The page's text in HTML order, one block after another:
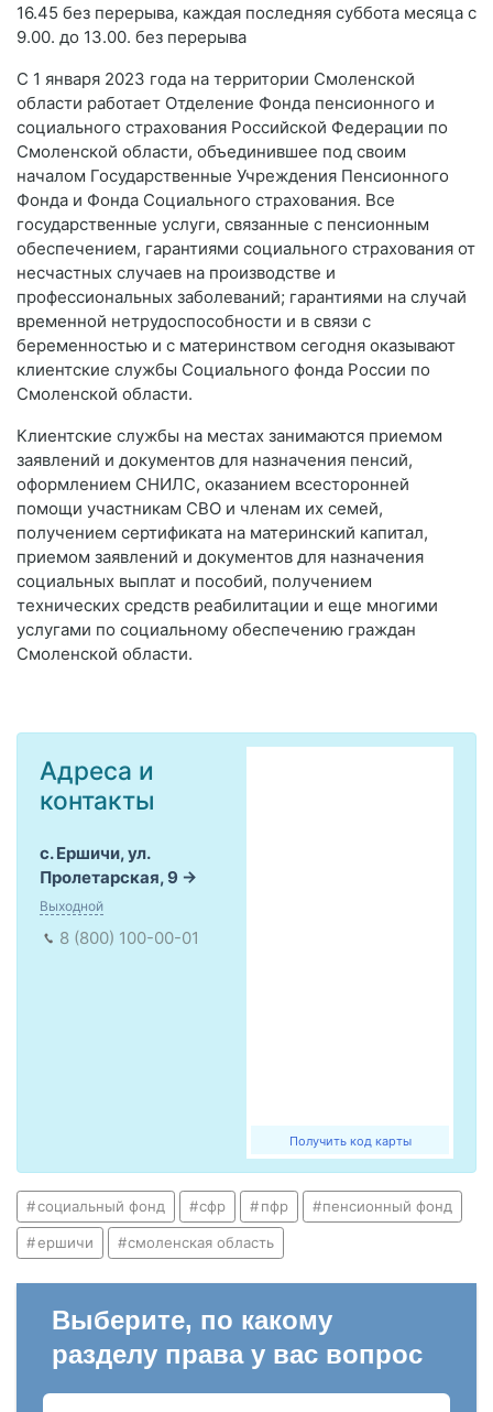
16.45 без перерыва, каждая последняя суббота месяца с
9.00. до 13.00. без перерыва
С 1 января 2023 года на территории Смоленской
области работает Отделение Фонда пенсионного и
социального страхования Российской Федерации по
Смоленской области, объединившее под своим
началом Государственные Учреждения Пенсионного
Фонда и Фонда Социального страхования. Все
государственные услуги, связанные с пенсионным
обеспечением, гарантиями социального страхования от
несчастных случаев на производстве и
профессиональных заболеваний; гарантиями на случай
временной нетрудоспособности и в связи с
беременностью и с материнством сегодня оказывают
клиентские службы Социального фонда России по
Смоленской области.
Клиентские службы на местах занимаются приемом
заявлений и документов для назначения пенсий,
оформлением СНИЛС, оказанием всесторонней
помощи участникам СВО и членам их семей,
получением сертификата на материнский капитал,
приемом заявлений и документов для назначения
социальных выплат и пособий, получением
технических средств реабилитации и еще многими
услугами по социальному обеспечению граждан
Смоленской области.
Получить код карты
Адреса и
контакты
с. Ершичи, ул.
Пролетарская, 9
Выходной
8 (800) 100-00-01
социальный фонд сфр пфр пенсионный фонд
ершичи смоленская область